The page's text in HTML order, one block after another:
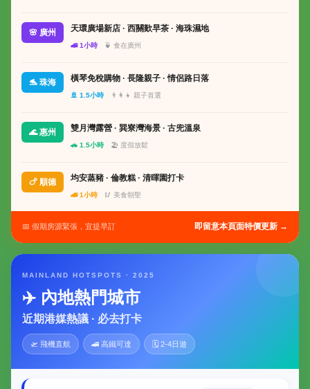
🌸 廣州 天環廣場新店 · 西關歎早茶 · 海珠濕地
🚄 1小時 🍵 食在廣州
🐬 珠海 橫琴免稅購物 · 長隆親子 · 情侶路日落
🚢 1.5小時 👨‍👩‍👧 親子首選
🌊 惠州 雙月灣露營 · 巽寮灣海景 · 古兜溫泉
🚗 1.5小時 🏖 度假放鬆
🍗 順德 均安蒸豬 · 倫教糕 · 清暉園打卡
🚄 1小時 🥢 美食朝聖
📅 假期房源緊張，宜提早訂 即留意本頁面特價更新 →
MAINLAND HOTSPOTS · 2025
✈️ 內地熱門城市
近期港媒熱議 · 必去打卡
🛫 飛機直航 🚄 高鐵可達 🗓 2-4日遊